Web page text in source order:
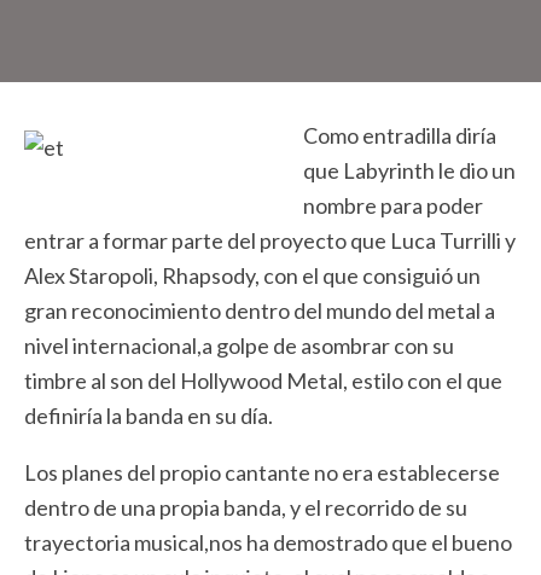
Como entradilla diría
que Labyrinth le dio un
nombre para poder
entrar a formar parte del proyecto que Luca Turrilli y
Alex Staropoli, Rhapsody, con el que consiguió un
gran reconocimiento dentro del mundo del metal a
nivel internacional,a golpe de asombrar con su
timbre al son del Hollywood Metal, estilo con el que
definiría la banda en su día.
Los planes del propio cantante no era establecerse
dentro de una propia banda, y el recorrido de su
trayectoria musical,nos ha demostrado que el bueno